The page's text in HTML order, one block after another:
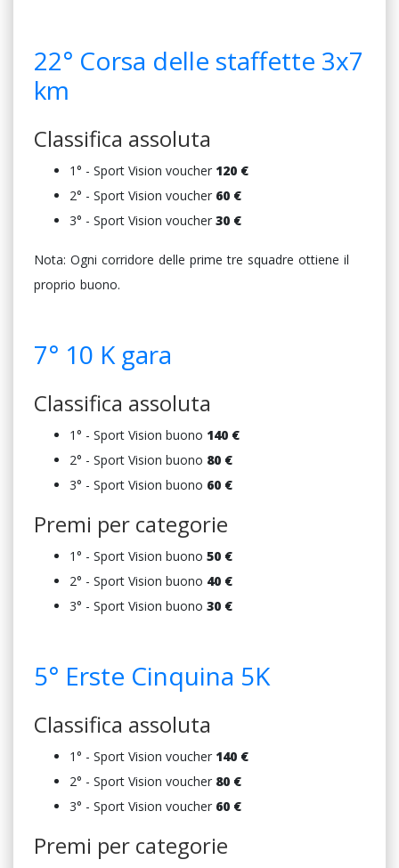
22° Corsa delle staffette 3x7
km
Classifica assoluta
1° - Sport Vision voucher 120 €
2° - Sport Vision voucher 60 €
3° - Sport Vision voucher 30 €
Nota: Ogni corridore delle prime tre squadre ottiene il
proprio buono.
7° 10 K gara
Classifica assoluta
1° - Sport Vision buono 140 €
2° - Sport Vision buono 80 €
3° - Sport Vision buono 60 €
Premi per categorie
1° - Sport Vision buono 50 €
2° - Sport Vision buono 40 €
3° - Sport Vision buono 30 €
5° Erste Cinquina 5K
Classifica assoluta
1° - Sport Vision voucher 140 €
2° - Sport Vision voucher 80 €
3° - Sport Vision voucher 60 €
Premi per categorie